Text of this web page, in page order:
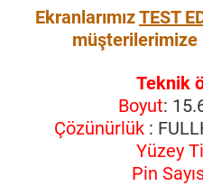
EkranlarımızTEST
müşterilerimize
Teknik
Boyut:
Çözünürlük:
Yüzey
Pin